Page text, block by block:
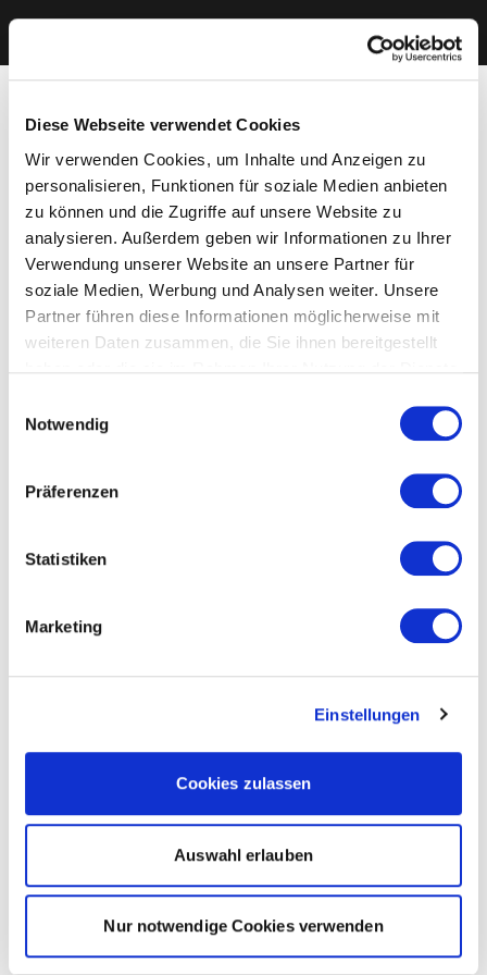
Diese Webseite verwendet Cookies
Wir verwenden Cookies, um Inhalte und Anzeigen zu
personalisieren, Funktionen für soziale Medien anbieten
zu können und die Zugriffe auf unsere Website zu
analysieren. Außerdem geben wir Informationen zu Ihrer
Verwendung unserer Website an unsere Partner für
soziale Medien, Werbung und Analysen weiter. Unsere
Partner führen diese Informationen möglicherweise mit
weiteren Daten zusammen, die Sie ihnen bereitgestellt
Cookies, wenn Sie unsere Webseite weiterhin nutzen.
Notwendig
Präferenzen
Statistiken
Marketing
Einstellungen
Cookies zulassen
Auswahl erlauben
Nur notwendige Cookies verwenden